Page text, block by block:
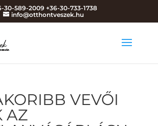
30-589-2009 +36-30-733-1738
info@otthontveszek.hu
VEVŐI
AZ